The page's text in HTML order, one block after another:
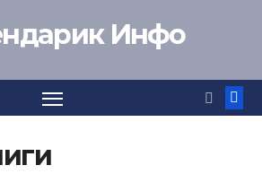
Инфо